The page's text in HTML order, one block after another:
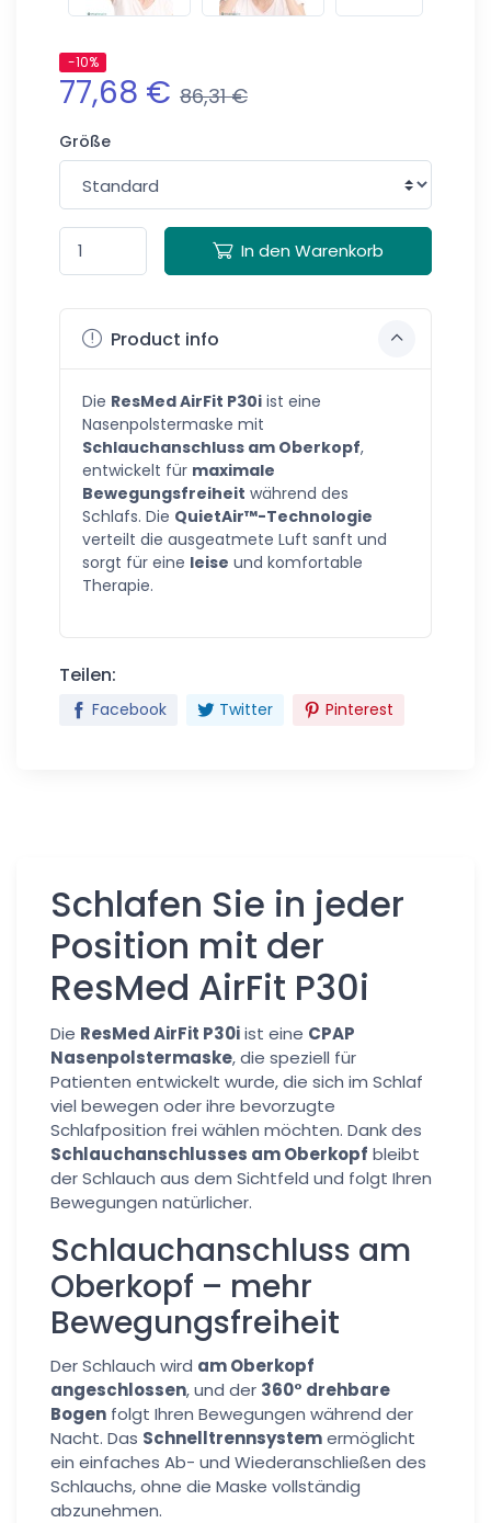
-10%
77,68 € 86,31 €
Größe
In den Warenkorb
Product info
Die ResMed AirFit P30i ist eine
Nasenpolstermaske mit
Schlauchanschluss am Oberkopf,
entwickelt für maximale
Bewegungsfreiheit während des
Schlafs. Die QuietAir™-Technologie
verteilt die ausgeatmete Luft sanft und
sorgt für eine leise und komfortable
Therapie.
Teilen:
Facebook Twitter Pinterest
Schlafen Sie in jeder
Position mit der
ResMed AirFit P30i
Die ResMed AirFit P30iist eine CPAP
Nasenpolstermaske, die speziell für
Patienten entwickelt wurde, die sich im Schlaf
viel bewegen oder ihre bevorzugte
Schlafposition frei wählen möchten. Dank des
Schlauchanschlusses am Oberkopf bleibt
der Schlauch aus dem Sichtfeld und folgt Ihren
Bewegungen natürlicher.
Schlauchanschluss am
Oberkopf – mehr
Bewegungsfreiheit
Der Schlauch wird am Oberkopf
angeschlossen, und der 360° drehbare
Bogen folgt Ihren Bewegungen während der
Nacht. Das Schnelltrennsystemermöglicht
ein einfaches Ab- und Wiederanschließen des
Schlauchs, ohne die Maske vollständig
abzunehmen.